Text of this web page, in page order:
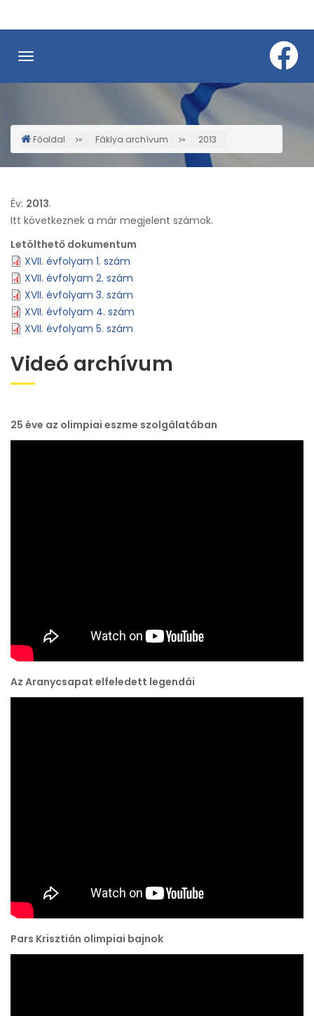
Morzsa
Főoldal Fáklya archívum 2013
Év: 2013.
Itt következnek a már megjelent számok.
Letölthető dokumentum
XVII. évfolyam 1. szám
XVII. évfolyam 2. szám
XVII. évfolyam 3. szám
XVII. évfolyam 4. szám
XVII. évfolyam 5. szám
Videó archívum
25 éve az olimpiai eszme szolgálatában
Az Aranycsapat elfeledett legendái
Pars Krisztián olimpiai bajnok